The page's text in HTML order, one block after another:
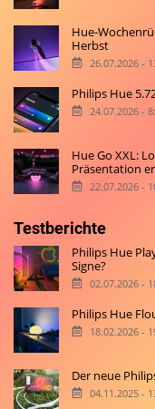
Hue-
Herbst
26.07.2026 -
Philips Hue
24.07.2026 -
Hue Go XXL:
Präsentation
22.07.2026 -
Testberichte
Philips Hue
Signe?
02.07.2026 -
Philips Hue
18.02.2026 -
Der neue
04.11.2025 -